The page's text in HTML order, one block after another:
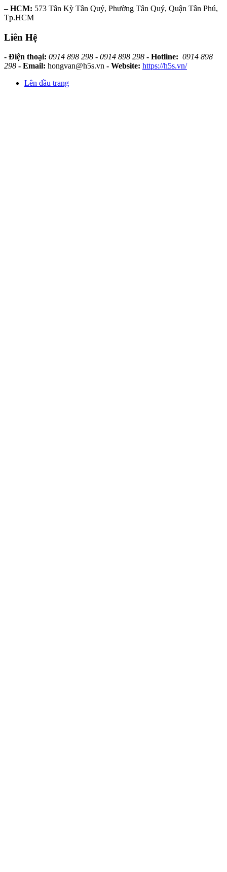
– HCM: 573 Tân Kỳ Tân Quý, Phường Tân Quý, Quận Tân Phú,
Tp.HCM
Liên Hệ
- Điện thoại: 0914 898 298 - 0914 898 298 - Hotline: 0914 898
298 - Email: hongvan@h5s.vn - Website: https://h5s.vn/
Lên đầu trang